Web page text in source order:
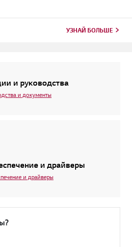
УЗНАЙ БОЛЬШЕ
и руководства
и документы
и драйверы
и драйверы